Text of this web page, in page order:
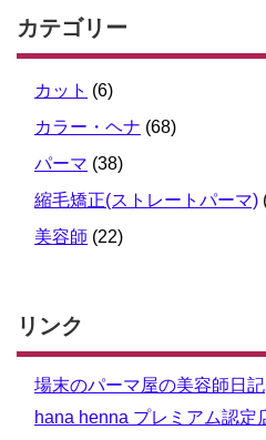
カテゴリー
カット (6)
カラー・ヘナ (68)
パーマ (38)
縮毛矯正(ストレートパーマ)
美容師 (22)
リンク
場末のパーマ屋の美容師日記
hana henna プレミアム認定